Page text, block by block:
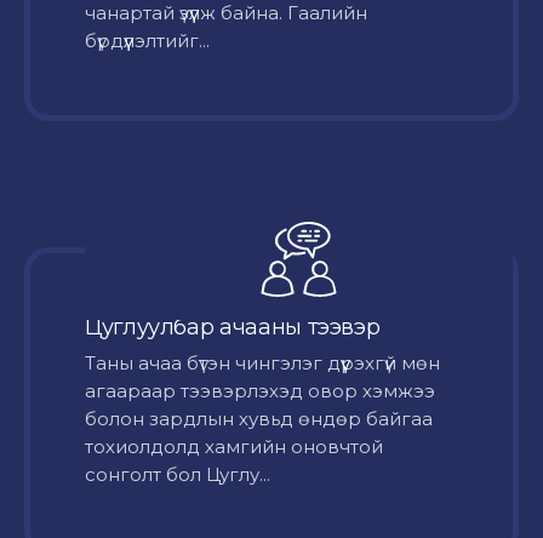
чанартай үзүүлж байна. Гаалийн
бүрдүүлэлтийг...
Цуглуулбар ачааны тээвэр
Таны ачаа бүтэн чингэлэг дүүрэхгүй мөн
агаараар тээвэрлэхэд овор хэмжээ
болон зардлын хувьд өндөр байгаа
тохиолдолд хамгийн оновчтой
сонголт бол Цуглу...